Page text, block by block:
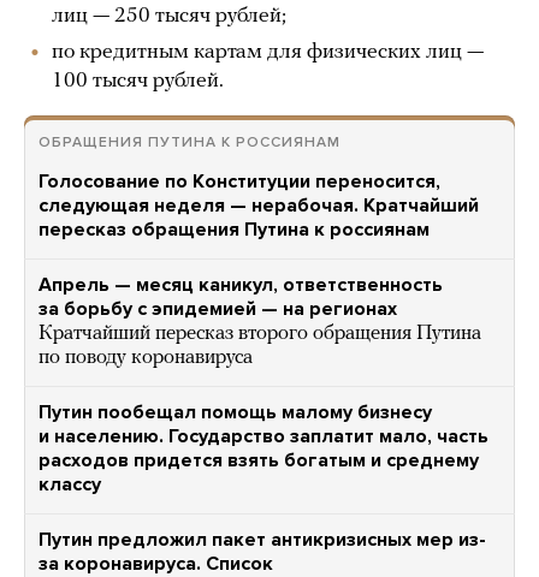
лиц — 250 тысяч рублей;
по кредитным картам для физических лиц —
100 тысяч рублей.
ОБРАЩЕНИЯ ПУТИНА К РОССИЯНАМ
Голосование по Конституции переносится,
следующая неделя — нерабочая. Кратчайший
пересказ обращения Путина к россиянам
Апрель — месяц каникул, ответственность
за борьбу с эпидемией — на регионах
Кратчайший пересказ второго обращения Путина
по поводу коронавируса
Путин пообещал помощь малому бизнесу
и населению. Государство заплатит мало, часть
расходов придется взять богатым и среднему
классу
Путин предложил пакет антикризисных мер из-
за коронавируса. Список